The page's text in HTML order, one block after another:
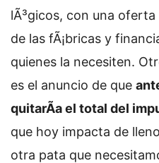
lÃ³gicos, con una
de las fÃ¡bricas y
quienes la necesiten.
es el anuncio de que
quitarÃ­a el total del
que hoy impacta de
otra pata que